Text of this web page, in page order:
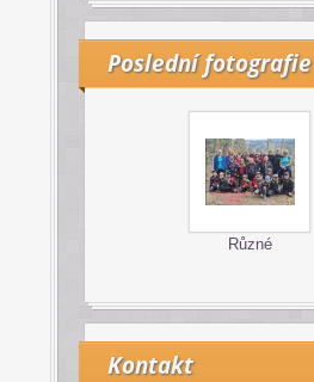
Poslední fotografie
Různé
Kontakt